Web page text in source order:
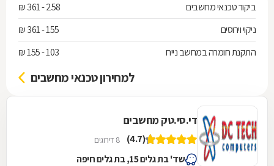
ביקור טכנאי מחשבים
258 - 361 ₪
ניקוי וירוסים
155 - 361 ₪
התקנת חומרה במחשב נייח
103 - 155 ₪
למחירון טכנאי מחשבים
די.סי.טק מחשבים
(4.7) 8 דירוגים
שד' בת גלים 15, בת גלים חיפה